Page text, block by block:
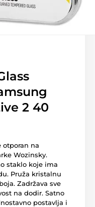
2 40
otporan na
Wozinsky.
staklo koje ima
Pruža kristalnu
Zadržava sve
na dodir. Satno
postavlja i